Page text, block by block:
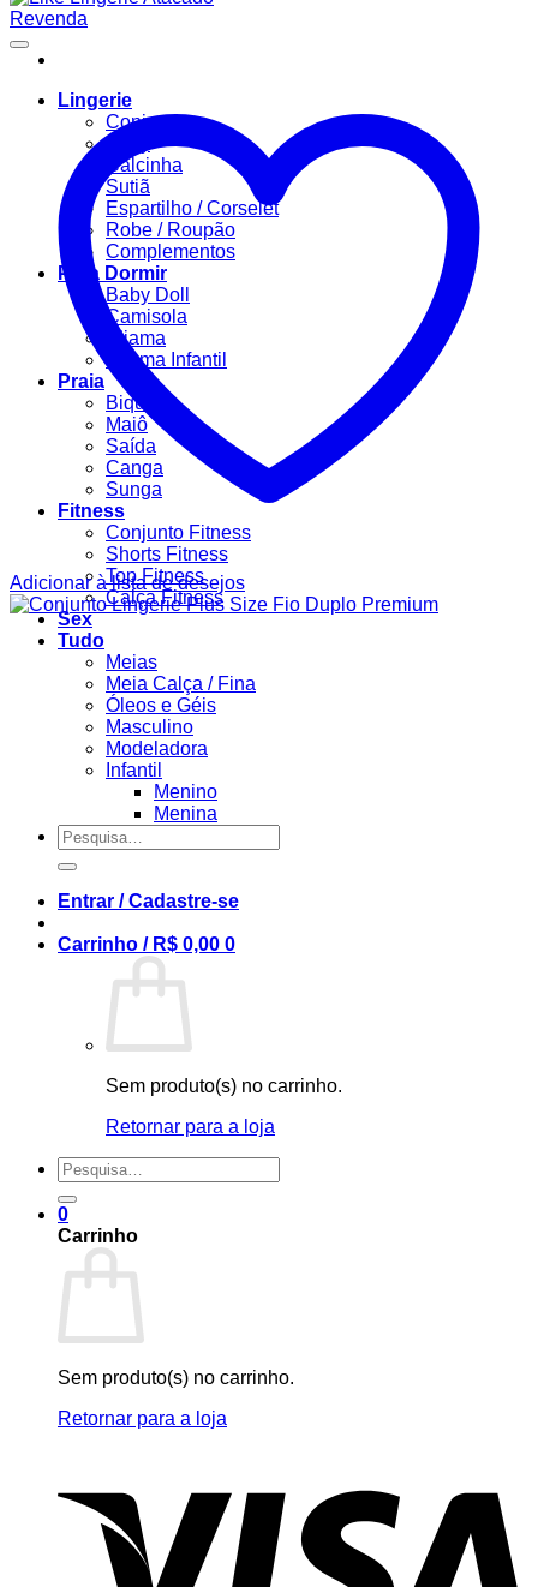
Lingerie
Conjuntos
Body
Calcinha
Sutiã
Espartilho / Corselet
Robe / Roupão
Complementos
Para Dormir
Baby Doll
Camisola
Pijama
Pijama Infantil
Praia
Biquíni
Maiô
Saída
Canga
Sunga
Fitness
Conjunto Fitness
Shorts Fitness
Top Fitness
Calça Fitness
Sex
Tudo
Meias
Meia Calça / Fina
Óleos e Géis
Masculino
Modeladora
Infantil
Menino
Menina
Pesquisar
por:
Entrar / Cadastre-se
Carrinho / R$ 0,00 0
Sem produto(s) no carrinho.
Retornar para a loja
Pesquisar
por:
0
Carrinho
Sem produto(s) no carrinho.
Retornar para a loja
Adicionar à lista de desejos